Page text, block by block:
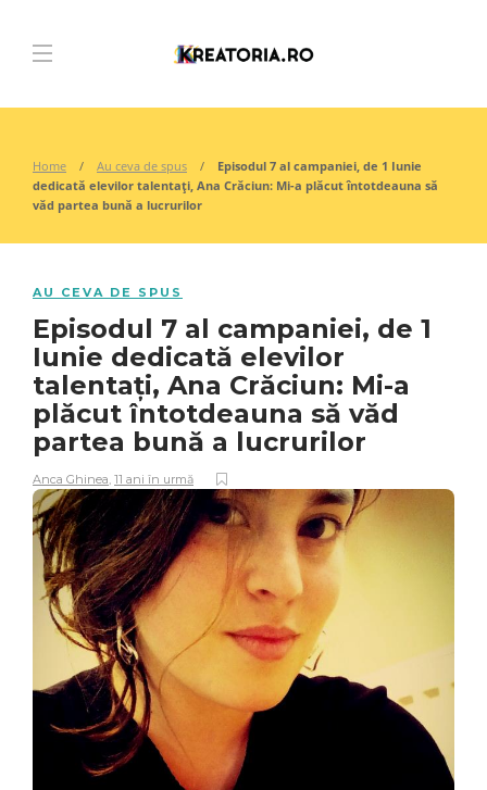
Home Au ceva de spus
Episodul 7 al campaniei, de 1 Iunie
dedicată elevilor talentați, Ana Crăciun: Mi-a plăcut întotdeauna să
văd partea bună a lucrurilor
AU CEVA DE SPUS
Episodul 7 al campaniei, de 1
Iunie dedicată elevilor
talentați, Ana Crăciun: Mi-a
plăcut întotdeauna să văd
partea bună a lucrurilor
Anca Ghinea, 11 ani în urmă